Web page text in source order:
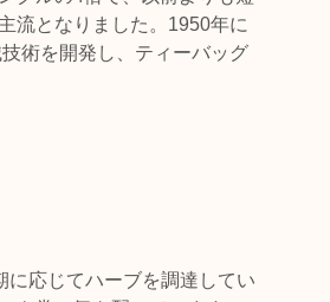
流となりました。1950年に
術を開発し、ティーバッグ
応じてハーブを調達してい